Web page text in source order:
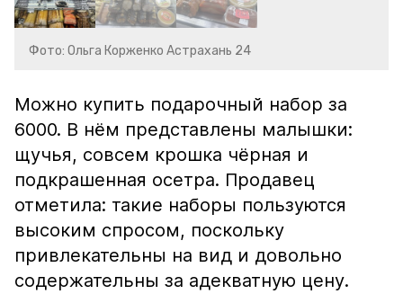
Фото: Ольга Корженко Астрахань 24
Можно купить подарочный набор за
6000. В нём представлены малышки:
щучья, совсем крошка чёрная и
подкрашенная осетра. Продавец
отметила: такие наборы пользуются
высоким спросом, поскольку
привлекательны на вид и довольно
содержательны за адекватную цену.